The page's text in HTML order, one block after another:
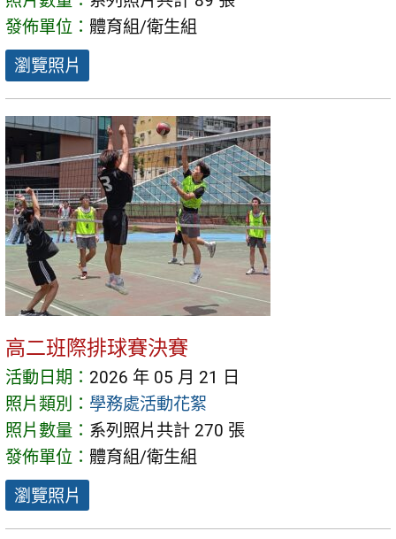
發佈單位： 體育組/衛生組
瀏覽照片
高二班際排球賽決賽
活動日期： 2026 年 05 月 21 日
照片類別： 學務處活動花絮
照片數量： 系列照片共計 270 張
發佈單位： 體育組/衛生組
瀏覽照片